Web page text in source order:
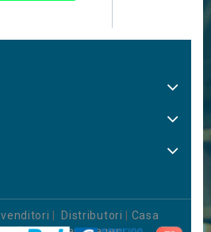
Distributori
Casa